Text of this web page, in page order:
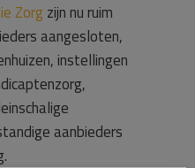
Zorg zijn nu ruim
aangesloten,
instellingen
aanbieders